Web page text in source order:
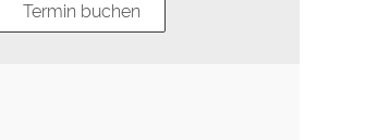
Termin buchen